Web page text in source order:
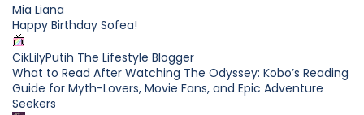
Mia Liana
Happy Birthday Sofea!
CikLilyPutih The Lifestyle Blogger
What to Read After Watching The Odyssey: Kobo’s Reading
Guide for Myth-Lovers, Movie Fans, and Epic Adventure
Seekers